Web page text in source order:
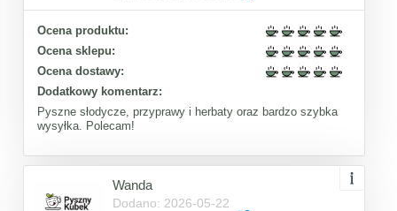
Ocena produktu:
Ocena sklepu:
Ocena dostawy:
Dodatkowy komentarz:
Pyszne słodycze, przyprawy i herbaty oraz bardzo szybka
wysyłka. Polecam!
Wanda
Dodano: 2026-05-22